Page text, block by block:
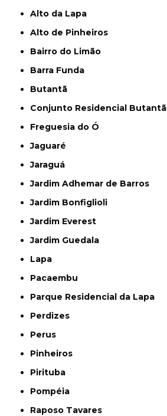
Alto da Lapa
Alto de Pinheiros
Bairro do Limão
Barra Funda
Butantã
Conjunto Residencial Butantã
Freguesia do Ó
Jaguaré
Jaraguá
Jardim Adhemar de Barros
Jardim Bonfiglioli
Jardim Everest
Jardim Guedala
Lapa
Pacaembu
Parque Residencial da Lapa
Perdizes
Perus
Pinheiros
Pirituba
Pompéia
Raposo Tavares